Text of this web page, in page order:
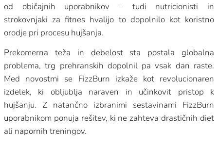
od običajnih uporabnikov – tudi nutricionisti in
strokovnjaki za fitnes hvalijo to dopolnilo kot koristno
orodje pri procesu hujšanja.
Prekomerna teža in debelost sta postala globalna
problema, trg prehranskih dopolnil pa vsak dan raste.
Med novostmi se FizzBurn izkaže kot revolucionaren
izdelek, ki obljublja naraven in učinkovit pristop k
hujšanju. Z natančno izbranimi sestavinami FizzBurn
uporabnikom ponuja rešitev, ki ne zahteva drastičnih diet
ali napornih treningov.